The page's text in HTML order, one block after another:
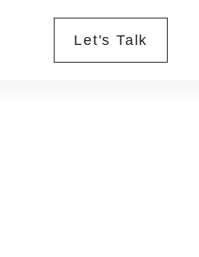
Let's Talk